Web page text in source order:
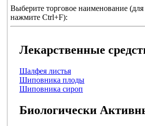
Выберите торговое наименование
нажмите Ctrl+F):
Лекарственные
Шалфея листья
Шиповника плоды
Шиповника сироп
Биологически